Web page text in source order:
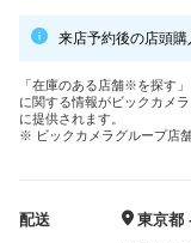
来店予約後の店頭
「在庫のある店舗※を探す
に関する情報がビックカメ
に提供されます。
※ ビックカメラグループ店
配送
東京都